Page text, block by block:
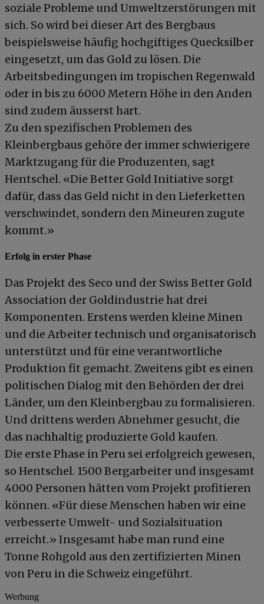
soziale Probleme und Umweltzerstörungen mit
sich. So wird bei dieser Art des Bergbaus
beispielsweise häufig hochgiftiges Quecksilber
eingesetzt, um das Gold zu lösen. Die
Arbeitsbedingungen im tropischen Regenwald
oder in bis zu 6000 Metern Höhe in den Anden
sind zudem äusserst hart.
Zu den spezifischen Problemen des
Kleinbergbaus gehöre der immer schwierigere
Marktzugang für die Produzenten, sagt
Hentschel. «Die Better Gold Initiative sorgt
dafür, dass das Geld nicht in den Lieferketten
verschwindet, sondern den Mineuren zugute
kommt.»
Erfolg in erster Phase
Das Projekt des Seco und der Swiss Better Gold
Association der Goldindustrie hat drei
Komponenten. Erstens werden kleine Minen
und die Arbeiter technisch und organisatorisch
unterstützt und für eine verantwortliche
Produktion fit gemacht. Zweitens gibt es einen
politischen Dialog mit den Behörden der drei
Länder, um den Kleinbergbau zu formalisieren.
Und drittens werden Abnehmer gesucht, die
das nachhaltig produzierte Gold kaufen.
Die erste Phase in Peru sei erfolgreich gewesen,
so Hentschel. 1500 Bergarbeiter und insgesamt
4000 Personen hätten vom Projekt profitieren
können. «Für diese Menschen haben wir eine
verbesserte Umwelt- und Sozialsituation
erreicht.» Insgesamt habe man rund eine
Tonne Rohgold aus den zertifizierten Minen
von Peru in die Schweiz eingeführt.
Werbung